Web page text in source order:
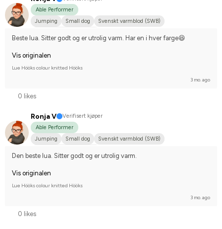
Able Performer
Jumping
Small dog
Svenskt varmblod (SWB)
Beste lua. Sitter godt og er utrolig varm. Har en i hver farge😆
Vis originalen
Lue Hööks colour knitted Hööks
3 mo. ago
0 likes
Ronja V
Verifisert kjøper
Able Performer
Jumping
Small dog
Svenskt varmblod (SWB)
Den beste lua. Sitter godt og er utrolig varm.
Vis originalen
Lue Hööks colour knitted Hööks
3 mo. ago
0 likes